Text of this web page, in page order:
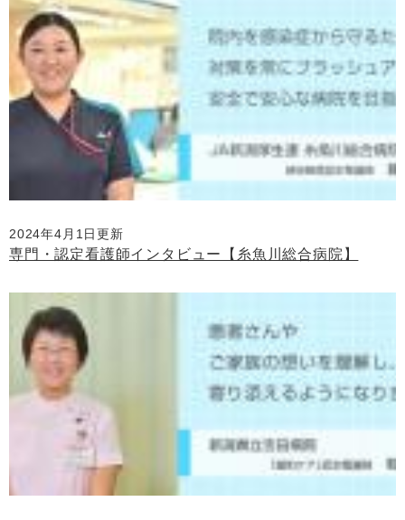
2024年4月1日更新
専門・認定看護師インタビュー【糸魚川総合病院】